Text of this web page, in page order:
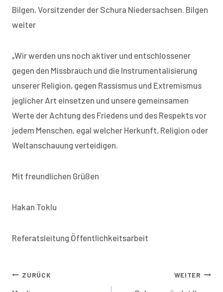
Bilgen, Vorsitzender der Schura Niedersachsen. Bilgen
weiter
„Wir werden uns noch aktiver und entschlossener
gegen den Missbrauch und die Instrumentalisierung
unserer Religion, gegen Rassismus und Extremismus
jeglicher Art einsetzen und unsere gemeinsamen
Werte der Achtung des Friedens und des Respekts vor
jedem Menschen, egal welcher Herkunft, Religion oder
Weltanschauung verteidigen.
Mit freundlichen Grüßen
Hakan Toklu
Referatsleitung Öffentlichkeitsarbeit
Beitragsnavigation
ZURÜCK WEITER